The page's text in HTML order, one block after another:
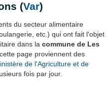
(Var)
du secteur alimentaire
etc.) qui ont fait l'objet
dans lacommune de Les
page proviennent des
de l'Agriculture et de
fois par jour.